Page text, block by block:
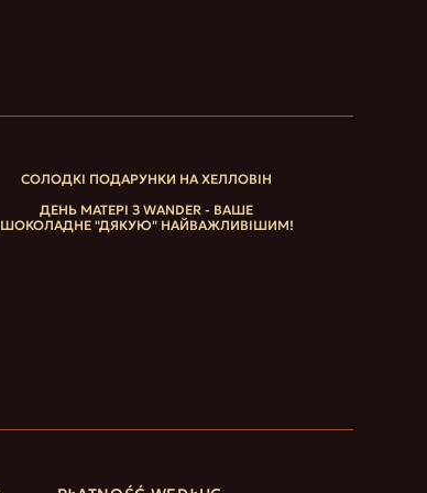
СОЛОДКІ ПОДАРУНКИ НА ХЕЛЛОВІН
ДЕНЬ МАТЕРІ З WANDER - ВАШЕ
ШОКОЛАДНЕ "ДЯКУЮ" НАЙВАЖЛИВІШИМ!